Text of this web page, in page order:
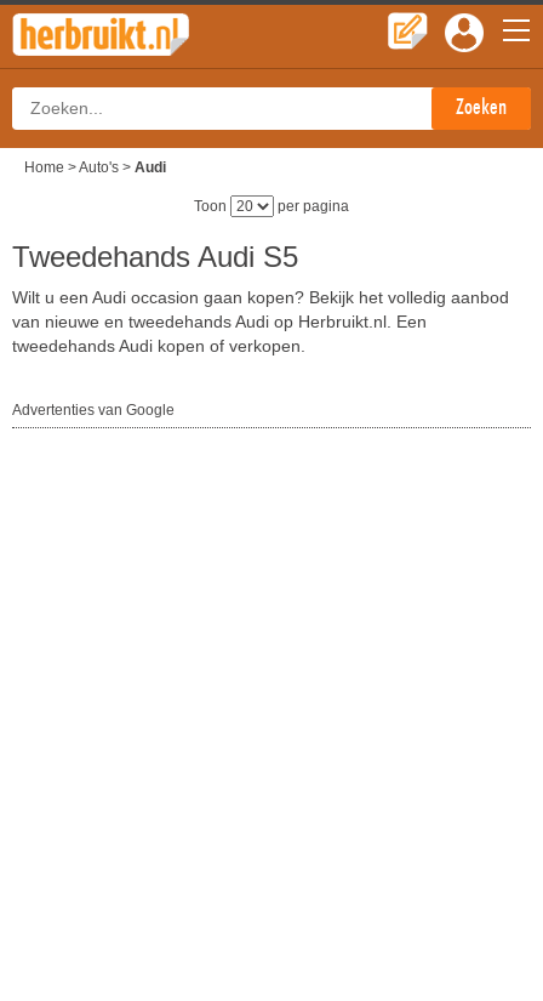
Home >Auto's > Audi
Toon per pagina
Tweedehands Audi S5
Wilt u een Audi occasion gaan kopen? Bekijk het volledig aanbod
van nieuwe en tweedehands Audi op Herbruikt.nl. Een
tweedehands Audi kopen of verkopen.
Advertenties van Google